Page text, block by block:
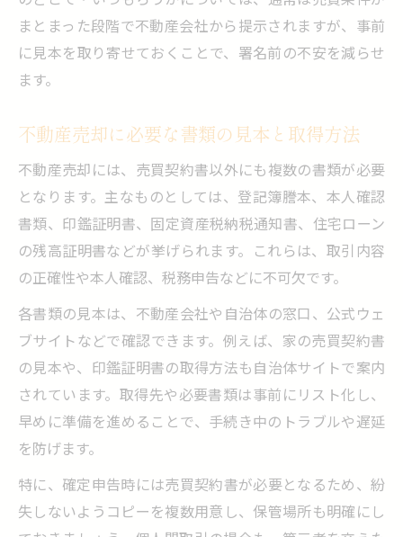
売却後も安心できる契約書の保管と活用法
不動産屋が嫌がる質問でリスクを抑える方
まとまった段階で不動産会社から提示されますが、事前
に見本を取り寄せておくことで、署名前の不安を減らせ
ます。
不動産売却に必要な書類の見本と取得方法
不動産売却には、売買契約書以外にも複数の書類が必要
となります。主なものとしては、登記簿謄本、本人確認
書類、印鑑証明書、固定資産税納税通知書、住宅ローン
の残高証明書などが挙げられます。これらは、取引内容
の正確性や本人確認、税務申告などに不可欠です。
各書類の見本は、不動産会社や自治体の窓口、公式ウェ
ブサイトなどで確認できます。例えば、家の売買契約書
の見本や、印鑑証明書の取得方法も自治体サイトで案内
されています。取得先や必要書類は事前にリスト化し、
早めに準備を進めることで、手続き中のトラブルや遅延
を防げます。
特に、確定申告時には売買契約書が必要となるため、紛
失しないようコピーを複数用意し、保管場所も明確にし